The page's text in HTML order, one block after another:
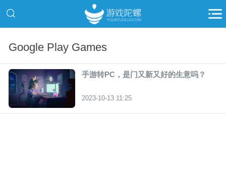
Google Play Games
手游转PC，是门又新又好的生意吗？
2023-10-13 11:25